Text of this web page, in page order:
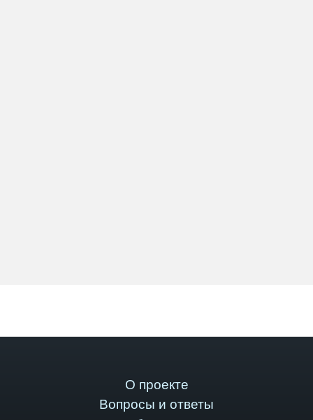
О проекте
Вопросы и ответы